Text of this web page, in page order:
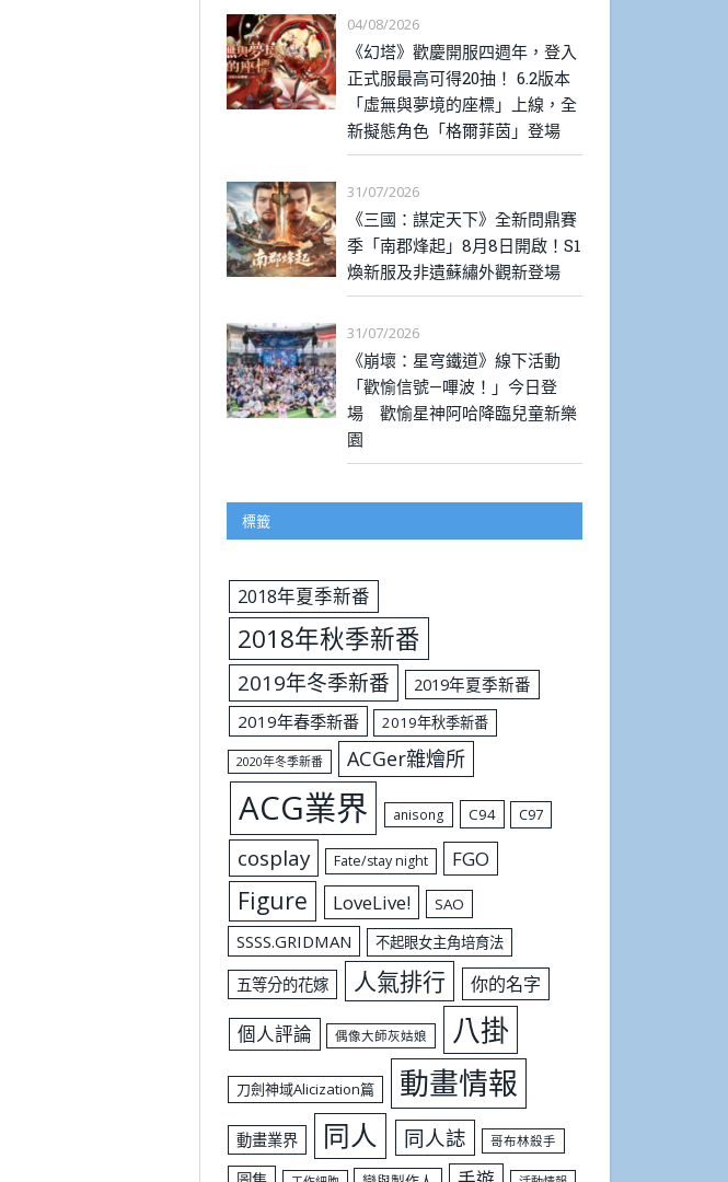
04/08/2026
《幻塔》歡慶開服四週年，登入
正式服最高可得20抽！ 6.2版本
「虛無與夢境的座標」上線，全
新擬態角色「格爾菲茵」登場
31/07/2026
《三國：謀定天下》全新問鼎賽
季「南郡烽起」8月8日開啟！S1
煥新服及非遺蘇繡外觀新登場
31/07/2026
《崩壞：星穹鐵道》線下活動
「歡愉信號—嗶波！」今日登
場 歡愉星神阿哈降臨兒童新樂
園
標籤
2018年夏季新番
2018年秋季新番
2019年冬季新番
2019年夏季新番
2019年春季新番
2019年秋季新番
2020年冬季新番 ACGer雜燴所
ACG業界 anisong C94 C97
cosplay Fate/stay night FGO
Figure LoveLive! SAO
SSSS.GRIDMAN 不起眼女主角培育法
五等分的花嫁 人氣排行 你的名字
個人評論 偶像大師灰姑娘 八掛
刀劍神域Alicization篇 動畫情報
動畫業界 同人 同人誌 哥布林殺手